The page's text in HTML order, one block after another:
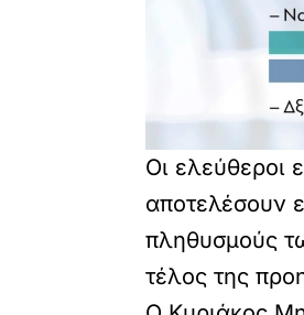
Οι ελεύθεροι
αποτελέσουν
πληθυσμούς
τέλος της